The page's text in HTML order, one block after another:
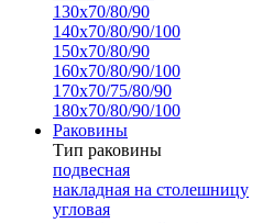
130х70/80/90
140х70/80/90/100
150х70/80/90
160х70/80/90/100
170х70/75/80/90
180х70/80/90/100
Раковины
Тип раковины
подвесная
накладная на столешницу
угловая